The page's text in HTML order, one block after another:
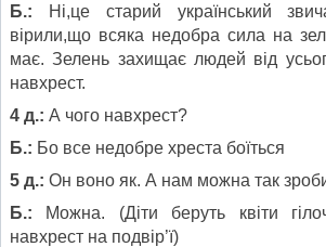
Б.:
Ні,це старий український
вірили,що всяка недобра сила на
має. Зелень захищає людей від
навхрест.
4 д.: А чого навхрест?
Б.: Бо все недобре хреста боїться
5 д.: Он воно як. А нам можна так
Б.: Можна. (Діти беруть квіти
навхрест на подвір’ї)